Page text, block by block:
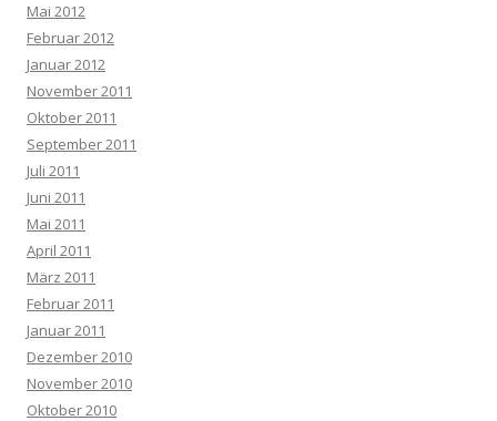
Mai 2012
Februar 2012
Januar 2012
November 2011
Oktober 2011
September 2011
Juli 2011
Juni 2011
Mai 2011
April 2011
März 2011
Februar 2011
Januar 2011
Dezember 2010
November 2010
Oktober 2010